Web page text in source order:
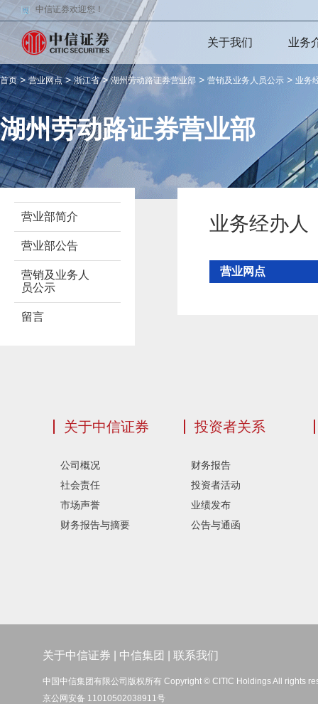
中信证券欢迎您！
关于我们 业务
首页>营业网点>浙江省>湖州劳动路证券营业部 > 营销及业务人员公示 > 业务
湖州劳动路证券营业部
营业部简介
营业部公告
营销及业务人
员公示
留言
业务经办人
营业网点
关于中信证券
公司概况
社会责任
市场声誉
财务报告与摘要
投资者关系
财务报告
投资者活动
业绩发布
公告与通函
关于中信证券 中信集团 联系我们
中国中信集团有限公司版权所有 Copyright © CITIC Holdings All rights
京公网安备 11010502038911号